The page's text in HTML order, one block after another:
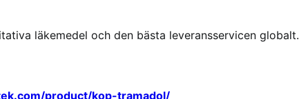
läkemedel och den bästa leveransservicen globalt.
product/kop-tramadol/